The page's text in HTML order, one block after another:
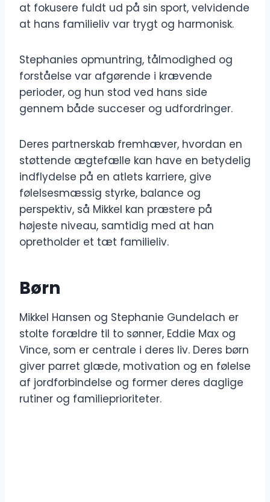
at fokusere fuldt ud på sin sport, velvidende
at hans familieliv var trygt og harmonisk.
Stephanies opmuntring, tålmodighed og
forståelse var afgørende i krævende
perioder, og hun stod ved hans side
gennem både succeser og udfordringer.
Deres partnerskab fremhæver, hvordan en
støttende ægtefælle kan have en betydelig
indflydelse på en atlets karriere, give
følelsesmæssig styrke, balance og
perspektiv, så Mikkel kan præstere på
højeste niveau, samtidig med at han
opretholder et tæt familieliv.
Børn
Mikkel Hansen og Stephanie Gundelach er
stolte forældre til to sønner, Eddie Max og
Vince, som er centrale i deres liv. Deres børn
giver parret glæde, motivation og en følelse
af jordforbindelse og former deres daglige
rutiner og familieprioriteter.